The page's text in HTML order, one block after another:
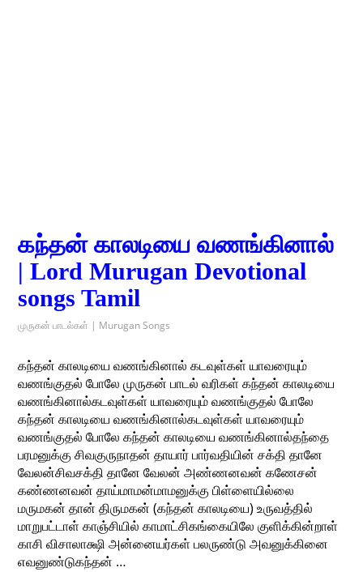
கந்தன் காலடியை வணங்கினால்
| Lord Murugan Devotional
songs Tamil
முருகன் பாடல்கள் | Murugan Songs
கந்தன் காலடியை வணங்கினால் கடவுள்கள் யாவரையும்
வணங்குதல் போலே முருகன் பாடல் வரிகள் கந்தன் காலடியை
வணங்கினால்கடவுள்கள் யாவரையும் வணங்குதல் போலே
கந்தன் காலடியை வணங்கினால்கடவுள்கள் யாவரையும்
வணங்குதல் போலே கந்தன் காலடியை வணங்கினால்தந்தை
பரமனுக்கு சிவகுருநாதன் தாயார் பார்வதியின் சக்தி தானே
வேலன்சிவசக்தி தானே வேலன் அண்ணனவன் கணேசன்
கண்ணனவன் தாய்மாமன்மாமனுக்கு பிள்ளையில்லை
மருமகன் தான் திருமகன் (கந்தன் காலடியை) உருவத்தில்
மாறுபட்டாள் காஞ்சியில் காமாட்சிகங்கையிலே குளிக்கின்றாள்
காசி விசாலாக்ஷி அன்னையர்கள் பலருண்டு அவனுக்கினை
எவனுண்டுகந்தன் …